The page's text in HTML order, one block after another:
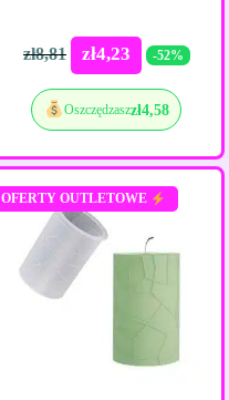
zł8,81 zł4,23 -52%
Oszczędzaszzł4,58
OFERTY OUTLETOWE